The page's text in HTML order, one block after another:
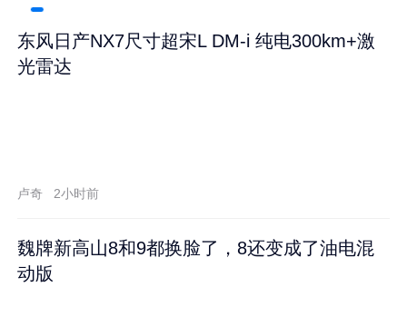
东风日产NX7尺寸超宋L DM-i 纯电300km+激
光雷达
卢奇 2小时前
魏牌新高山8和9都换脸了，8还变成了油电混
动版